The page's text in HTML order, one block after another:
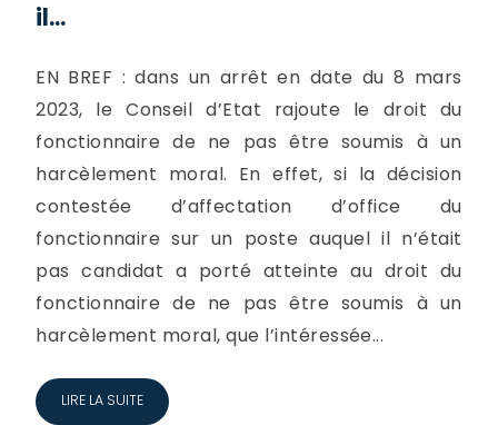
il...
EN BREF : dans un arrêt en date du 8 mars
2023, le Conseil d’Etat rajoute le droit du
fonctionnaire de ne pas être soumis à un
harcèlement moral. En effet, si la décision
contestée d’affectation d’office du
fonctionnaire sur un poste auquel il n’était
pas candidat a porté atteinte au droit du
fonctionnaire de ne pas être soumis à un
harcèlement moral, que l’intéressée...
LIRE LA SUITE